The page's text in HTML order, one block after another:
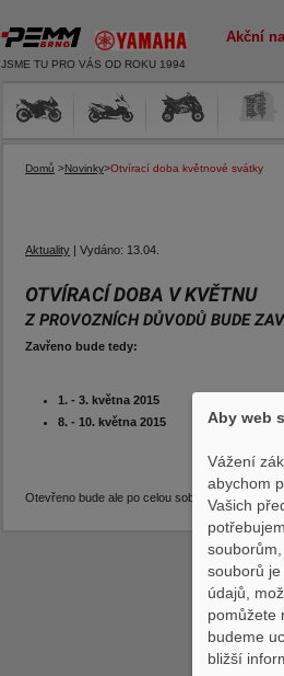
JSME TU PRO VÁS OD ROKU 1994
Akční
Domů >Novinky>Otvírací doba květnové svátky
Aktuality | Vydáno: 13.04.
OTVÍRACÍ DOBA V KVĚTNU
Z PROVOZNÍCH DŮVODŮ BUDE
Zavřeno bude tedy:
1. - 3. května 2015
8. - 10. května 2015
Otevřeno bude ale po celou sobotu 16. května,
Aby web
Vážení
abychom
Vašich
souborů
údajů,
pomůžete
budeme
bližší